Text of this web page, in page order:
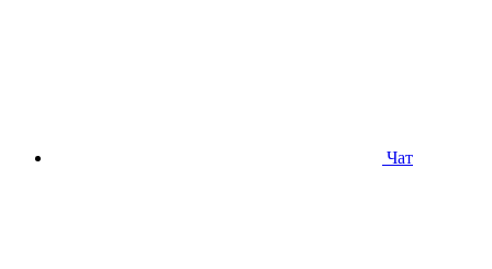
Чат